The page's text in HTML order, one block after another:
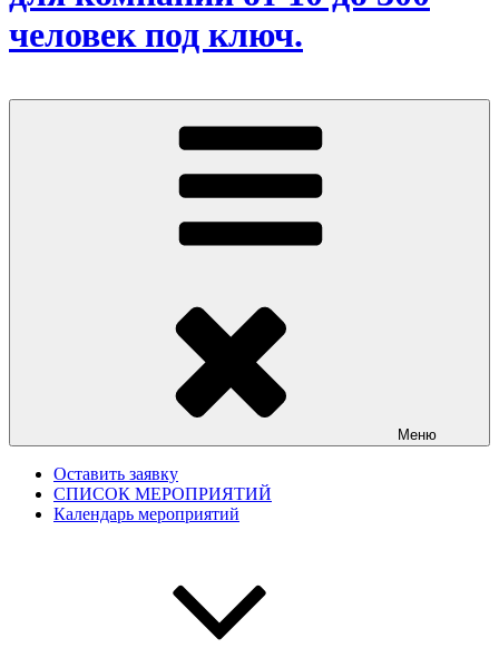
человек под ключ.
Меню
Оставить заявку
СПИСОК МЕРОПРИЯТИЙ
Календарь мероприятий